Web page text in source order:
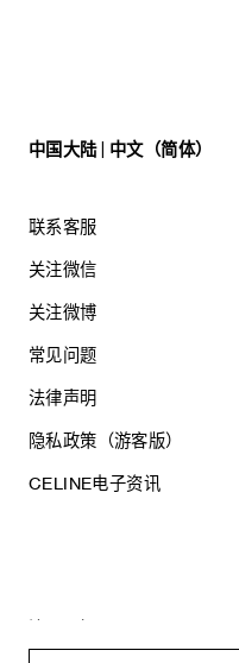
中国大陆 | 中文（简体）
联系客服
关注微信
关注微博
常见问题
法律声明
隐私政策（游客版）
CELINE电子资讯
思琳商贸（上海）有限公司